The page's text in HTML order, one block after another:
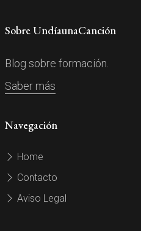
Sobre UndíaunaCanción
Blog sobre formación.
Saber más
Navegación
Home
Contacto
Aviso Legal